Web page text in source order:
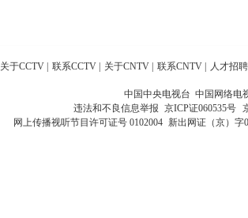
关于CCTV 联系CCTV 关于CNTV 联系CNTV 人才招聘
中国中央电视台 中国网络电
违法和不良信息举报 京ICP证060535号
网上传播视听节目许可证号 0102004 新出网证（京）